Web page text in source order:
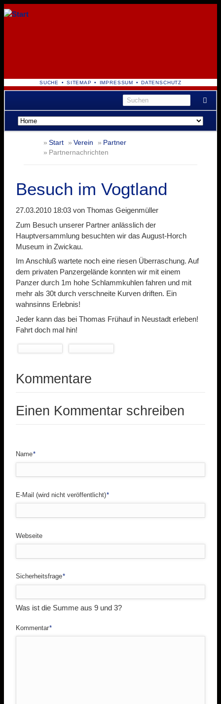
NAVIGATION
ÜBERSPRINGEN
SUCHE SITEMAP IMPRESSUM DATENSCHUTZ
Navigation
überspringen
Start Verein
Partner
Partnernachrichten
Besuch im Vogtland
27.03.2010 18:03 von Thomas Geigenmüller
Zum Besuch unserer Partner anlässlich der
Hauptversammlung besuchten wir das August-Horch
Museum in Zwickau.
Im Anschluß wartete noch eine riesen Überraschung. Auf
dem privaten Panzergelände konnten wir mit einem
Panzer durch 1m hohe Schlammkuhlen fahren und mit
mehr als 30t durch verschneite Kurven driften. Ein
wahnsinns Erlebnis!
Jeder kann das bei Thomas Frühauf in Neustadt erleben!
Fahrt doch mal hin!
Kommentare
Einen Kommentar schreiben
Pflichtfeld
Name*
Pflichtfeld
E-Mail (wird nicht veröffentlicht)*
Webseite
Pflichtfeld
Sicherheitsfrage*
Was ist die Summe aus 9 und 3?
Pflichtfeld
Kommentar*